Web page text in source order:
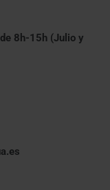
8h-15h (Julio y